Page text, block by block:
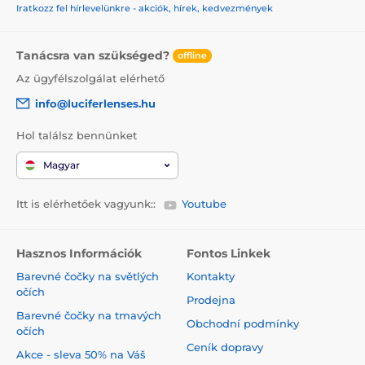
dokonalého efektu. Nakupujte nyní a nechte své oči zazářit s
Iratkozz fel hírlevelünkre - akciók, hírek, kedvezmények
Tanácsra van szükséged? offline
Az ügyfélszolgálat elérhető
info@luciferlenses.hu
Hol találsz bennünket
Magyar
Itt is elérhetőek vagyunk:: Youtube
Hasznos Információk
Barevné čočky na světlých
očích
Barevné čočky na tmavých
očích
Akce - sleva 50% na Váš
Fontos Linkek
Kontakty
Prodejna
Obchodní podmínky
Ceník dopravy